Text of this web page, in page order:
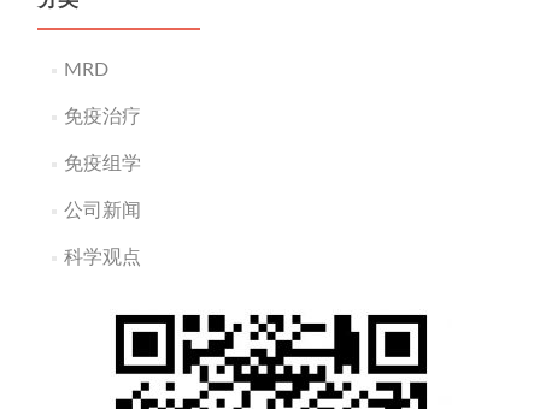
MRD
免疫治疗
免疫组学
公司新闻
科学观点